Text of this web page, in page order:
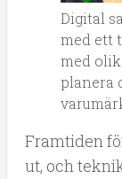
Digital
med ett
med
planera
Framtiden
ut, och